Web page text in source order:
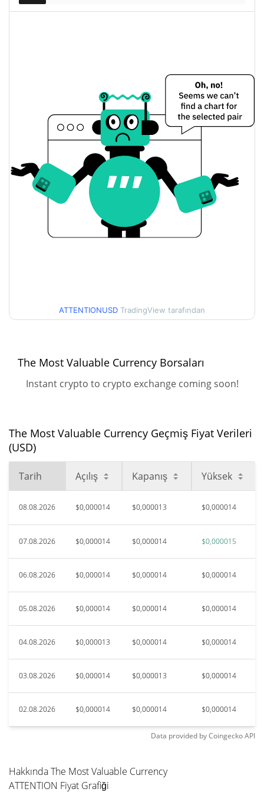
$0,000012616697
Dünkü Açılış / Kapanış
$0,000012616697 /
$0,000012604568
Dünkü Değişim
Dünkü Hacim $417,05596
Bitcoin Fiyat Geçmişi
7g Düşük/7g Yüksek
$0,000011725472 /
90g Düşük/90g Yüksek
$0,000012275488 /
52 Hafta Düşük / 52 Hafta
Yüksek
$0,000012275488 /
$0,000014911248
Tüm Zamanlar Düşük
Ağu 9, 2026 (0 gün önce)
$0,0000117
ATTENTIONUSD TradingView tarafından
The Most Valuable Currency Borsaları
Instant crypto to crypto exchange coming soon!
The Most Valuable Currency Geçmiş Fiyat Verileri
(USD)
Tarih Açılış Kapanış Yüksek
08.08.2026 $0,000014 $0,000013 $0,000014
07.08.2026 $0,000014 $0,000014 $0,000015
06.08.2026 $0,000014 $0,000014 $0,000014
05.08.2026 $0,000014 $0,000014 $0,000014
04.08.2026 $0,000013 $0,000014 $0,000014
03.08.2026 $0,000014 $0,000013 $0,000014
02.08.2026 $0,000014 $0,000014 $0,000014
Data provided byCoingeckoAPI
Hakkında The Most Valuable Currency
ATTENTION Fiyat Grafiği